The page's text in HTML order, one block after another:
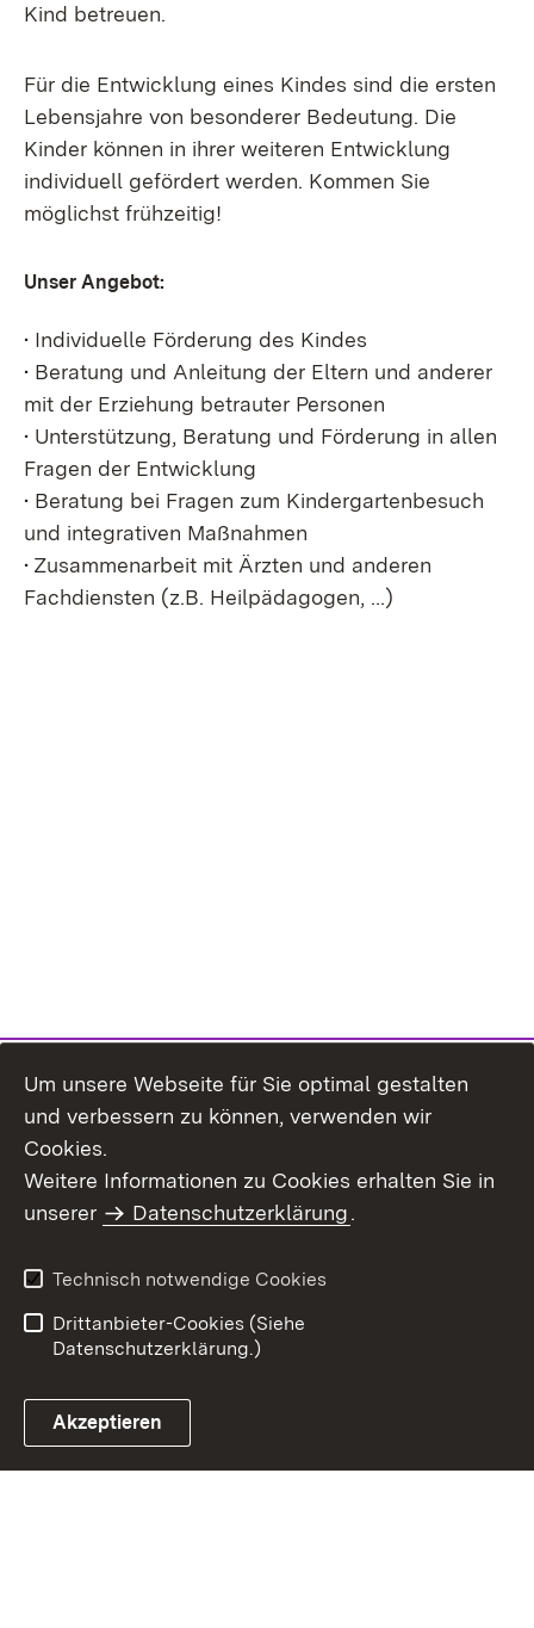
Kind betreuen.
Für die Entwicklung eines Kindes sind die ersten
Lebensjahre von besonderer Bedeutung. Die
Kinder können in ihrer weiteren Entwicklung
individuell gefördert werden. Kommen Sie
möglichst frühzeitig!
Unser Angebot:
• Individuelle Förderung des Kindes
• Beratung und Anleitung der Eltern und anderer
mit der Erziehung betrauter Personen
• Unterstützung, Beratung und Förderung in allen
Fragen der Entwicklung
• Beratung bei Fragen zum Kindergartenbesuch
und integrativen Maßnahmen
• Zusammenarbeit mit Ärzten und anderen
Fachdiensten (z.B. Heilpädagogen, …)
Benutzungshinweise
Erklärung zur
Um unsere Webseite für Sie optimal gestalten
und verbessern zu können, verwenden wir
Cookies.
Weitere Informationen zu Cookies erhalten Sie in
unserer
Datenschutzerklärung.
Technisch notwendige Cookies
Drittanbieter-Cookies (Siehe
Datenschutzerklärung.)
Akzeptieren